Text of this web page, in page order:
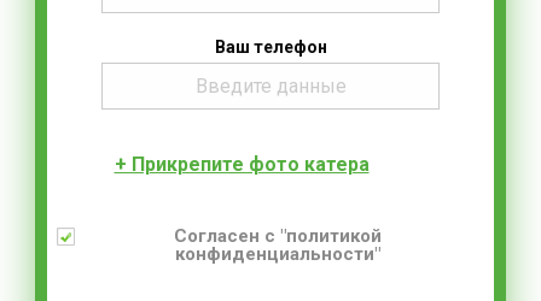
Ваш телефон
+ Прикрепите фото катера
Согласен с "политикой
конфиденциальности"